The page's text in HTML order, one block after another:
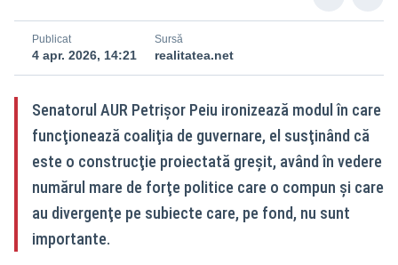
Publicat
4 apr. 2026, 14:21
Sursă
realitatea.net
Senatorul AUR Petrişor Peiu ironizează modul în care
funcţionează coaliţia de guvernare, el susţinând că
este o construcţie proiectată greşit, având în vedere
numărul mare de forţe politice care o compun şi care
au divergenţe pe subiecte care, pe fond, nu sunt
importante.